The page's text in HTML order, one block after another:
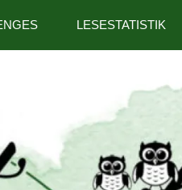
LESESTATISTIK